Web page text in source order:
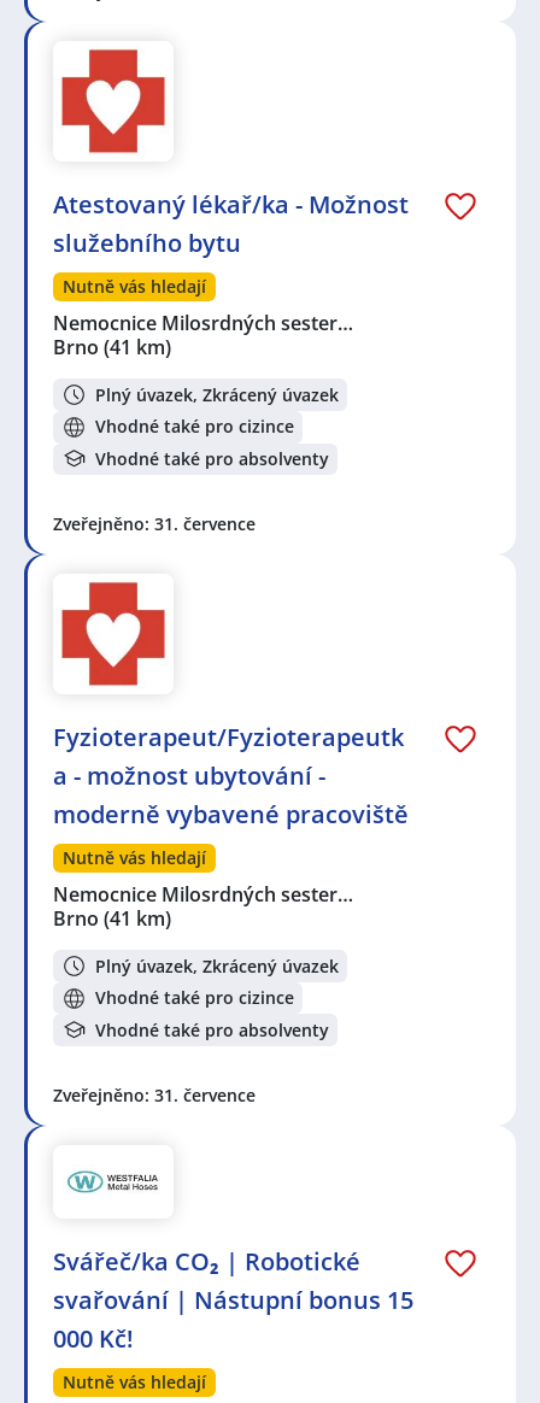
Atestovaný lékař/ka - Možnost
služebního bytu
Nutně vás hledají
Nemocnice Milosrdných sester…
Brno (41 km)
Plný úvazek, Zkrácený úvazek
Vhodné také pro cizince
Vhodné také pro absolventy
Zveřejněno: 31. července
Fyzioterapeut/Fyzioterapeutk
a - možnost ubytování -
moderně vybavené pracoviště
Nutně vás hledají
Nemocnice Milosrdných sester…
Brno (41 km)
Plný úvazek, Zkrácený úvazek
Vhodné také pro cizince
Vhodné také pro absolventy
Zveřejněno: 31. července
Svářeč/ka CO₂ | Robotické
svařování | Nástupní bonus 15
000 Kč!
Nutně vás hledají